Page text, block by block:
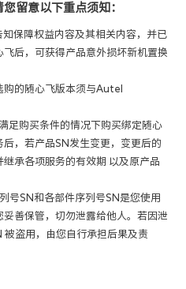
留意以下重点须知：
保障权益内容及其相关内容，并已
后，可获得产品意外损坏新机置换
购的随心飞版本须与Autel
足购买条件的情况下购买绑定随心
，若产品SN发生变更，变更后的
承各项服务的有效期 以及原产品
SN和各部件序列号SN是您使用
善保管，切勿泄露给他人。若因泄
盗用，由您自行承担后果及责